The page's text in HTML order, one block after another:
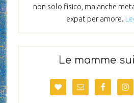
non solo fisico, ma anche
expat per amore.
Le mamme